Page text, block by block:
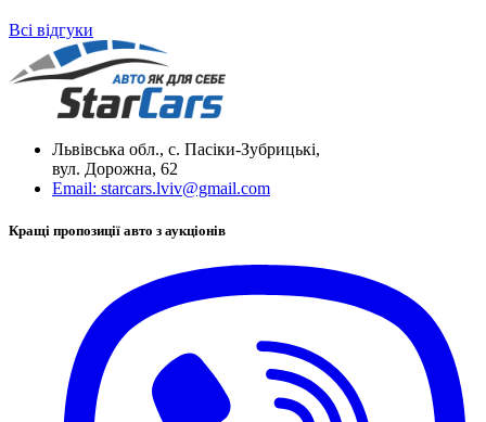
Всі відгуки
Львівська обл., с. Пасіки-Зубрицькі,
вул. Дорожна, 62
Email: starcars.lviv@gmail.com
Кращі пропозиції авто з аукціонів